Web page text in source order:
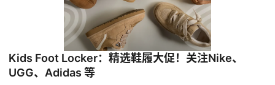
Kids Foot Locker：精选鞋履大促！关注Nike、
UGG、Adidas 等